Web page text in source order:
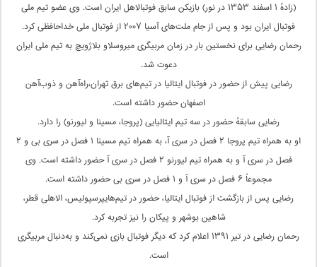
(زادهٔ ۱ اسفند ۱۳۵۳ در نور) بازیکن سابق فوتبالاهل ایران است. وی عضو تیم ملی
فوتبال ایران بود و پس از جام ملت‌های آسیا ۲۰۰۷ از فوتبال ملی خداحافظی کرد.
رحمان رضایی برای نخستین بار در زمان مربیگری میروسلاو بلاژویچ به تیم ملی ایران
دعوت شد.
رضایی پیش از حضور در فوتبال ایتالیا در تیم‌های برق تهران،راه‌آهن و ذوب‌آهن
اصفهان حضور داشته است.
رضایی سابقهٔ حضور در سه تیم ایتالیایی (پروجا، مسینا و لیورنو) را دارد.
او به همراه تیم پروجا ۲ فصل در سری آ، به همراه تیم مسینا ۱ فصل در سری بی و ۲
فصل در سری آ و به همراه تیم لیورنو ۲ فصل در سری آ حضور داشته است. وی
مجموعاً ۶ فصل در سری آ و ۱ فصل در سری بی حضور داشته است.
رضایی پس از بازگشت از فوتبال ایتالیا، حضور در تیم‌هایپرسپولیس، الاهلی قطر،
شاهین بوشهر و پیکان را نیز تجربه کرد.
رحمان رضایی در تیر ۱۳۹۱ اعلام کرد که دیگر فوتبال بازی نمی‌کند و به‌دنبال مربیگری
است.